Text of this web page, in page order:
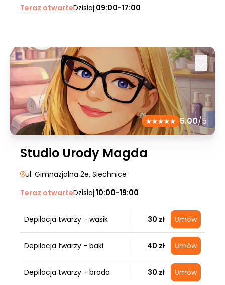
Teraz otwarteDzisiaj:09:00-17:00
5.00/5
Studio Urody Magda
ul. Gimnazjalna 2e, Siechnice
Teraz otwarteDzisiaj:10:00-19:00
Depilacja twarzy - wąsik 30 zł Umów
Depilacja twarzy - baki 40 zł Umów
Depilacja twarzy - broda 30 zł Umów